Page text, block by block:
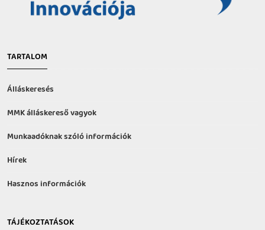
TARTALOM
Álláskeresés
MMK álláskereső vagyok
Munkaadóknak szóló információk
Hírek
Hasznos információk
TÁJÉKOZTATÁSOK